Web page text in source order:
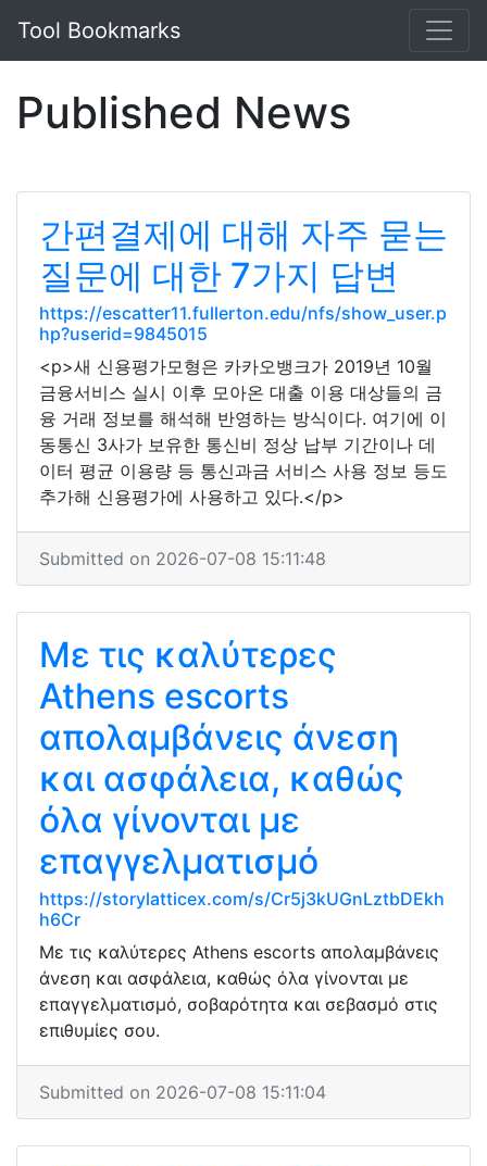
Tool Bookmarks
Published News
간편결제에 대해 자주 묻는
질문에 대한 7가지 답변
https://escatter11.fullerton.edu/nfs/show_user.p
hp?userid=9845015
<p>새 신용평가모형은 카카오뱅크가 2019년 10월
금융서비스 실시 이후 모아온 대출 이용 대상들의 금
융 거래 정보를 해석해 반영하는 방식이다. 여기에 이
동통신 3사가 보유한 통신비 정상 납부 기간이나 데
이터 평균 이용량 등 통신과금 서비스 사용 정보 등도
추가해 신용평가에 사용하고 있다.</p>
Submitted on 2026-07-08 15:11:48
Με τις καλύτερες
Athens escorts
απολαμβάνεις άνεση
και ασφάλεια, καθώς
όλα γίνονται με
επαγγελματισμό
https://storylatticex.com/s/Cr5j3kUGnLztbDEkh
h6Cr
Με τις καλύτερες Athens escorts απολαμβάνεις
άνεση και ασφάλεια, καθώς όλα γίνονται με
επαγγελματισμό, σοβαρότητα και σεβασμό στις
επιθυμίες σου.
Submitted on 2026-07-08 15:11:04